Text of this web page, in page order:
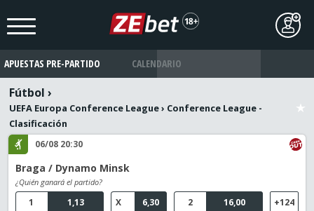
APUESTAS PRE-PARTIDO CALENDARIO
Fútbol ›
UEFA Europa Conference League› Conference League -
Clasificación
06/08 20:30
Braga / Dynamo Minsk
¿Quién ganará el partido?
1,13
1 6,30
X 16,00
2 +124